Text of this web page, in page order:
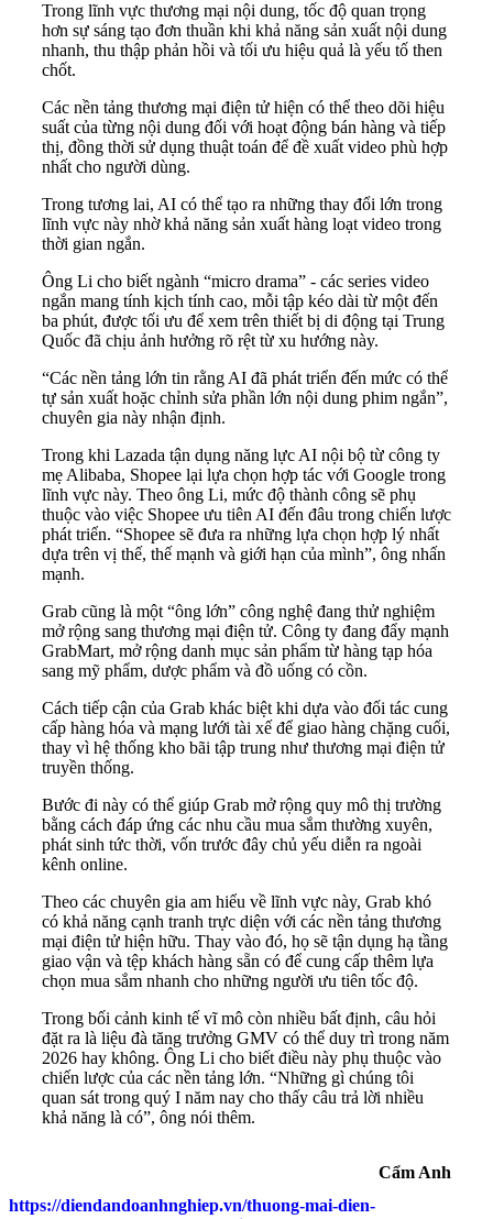
Trong lĩnh vực thương mại nội dung, tốc độ quan trọng
hơn sự sáng tạo đơn thuần khi khả năng sản xuất nội dung
nhanh, thu thập phản hồi và tối ưu hiệu quả là yếu tố then
chốt.
Các nền tảng thương mại điện tử hiện có thể theo dõi hiệu
suất của từng nội dung đối với hoạt động bán hàng và tiếp
thị, đồng thời sử dụng thuật toán để đề xuất video phù hợp
nhất cho người dùng.
Trong tương lai, AI có thể tạo ra những thay đổi lớn trong
lĩnh vực này nhờ khả năng sản xuất hàng loạt video trong
thời gian ngắn.
Ông Li cho biết ngành “micro drama” - các series video
ngắn mang tính kịch tính cao, mỗi tập kéo dài từ một đến
ba phút, được tối ưu để xem trên thiết bị di động tại Trung
Quốc đã chịu ảnh hưởng rõ rệt từ xu hướng này.
“Các nền tảng lớn tin rằng AI đã phát triển đến mức có thể
tự sản xuất hoặc chỉnh sửa phần lớn nội dung phim ngắn”,
chuyên gia này nhận định.
Trong khi Lazada tận dụng năng lực AI nội bộ từ công ty
mẹ Alibaba, Shopee lại lựa chọn hợp tác với Google trong
lĩnh vực này. Theo ông Li, mức độ thành công sẽ phụ
thuộc vào việc Shopee ưu tiên AI đến đâu trong chiến lược
phát triển. “Shopee sẽ đưa ra những lựa chọn hợp lý nhất
dựa trên vị thế, thế mạnh và giới hạn của mình”, ông nhấn
mạnh.
Grab cũng là một “ông lớn” công nghệ đang thử nghiệm
mở rộng sang thương mại điện tử. Công ty đang đẩy mạnh
GrabMart, mở rộng danh mục sản phẩm từ hàng tạp hóa
sang mỹ phẩm, dược phẩm và đồ uống có cồn.
Cách tiếp cận của Grab khác biệt khi dựa vào đối tác cung
cấp hàng hóa và mạng lưới tài xế để giao hàng chặng cuối,
thay vì hệ thống kho bãi tập trung như thương mại điện tử
truyền thống.
Bước đi này có thể giúp Grab mở rộng quy mô thị trường
bằng cách đáp ứng các nhu cầu mua sắm thường xuyên,
phát sinh tức thời, vốn trước đây chủ yếu diễn ra ngoài
kênh online.
Theo các chuyên gia am hiểu về lĩnh vực này, Grab khó
có khả năng cạnh tranh trực diện với các nền tảng thương
mại điện tử hiện hữu. Thay vào đó, họ sẽ tận dụng hạ tầng
giao vận và tệp khách hàng sẵn có để cung cấp thêm lựa
chọn mua sắm nhanh cho những người ưu tiên tốc độ.
Trong bối cảnh kinh tế vĩ mô còn nhiều bất định, câu hỏi
đặt ra là liệu đà tăng trưởng GMV có thể duy trì trong năm
2026 hay không. Ông Li cho biết điều này phụ thuộc vào
chiến lược của các nền tảng lớn. “Những gì chúng tôi
quan sát trong quý I năm nay cho thấy câu trả lời nhiều
khả năng là có”, ông nói thêm.
Cẩm Anh
https://diendandoanhnghiep.vn/thuong-mai-dien-